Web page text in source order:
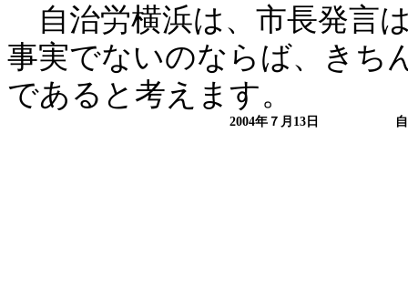
自治労横浜は、市長発言
事実でないのならば、きち
であると考えます。
2004年７月 13 日